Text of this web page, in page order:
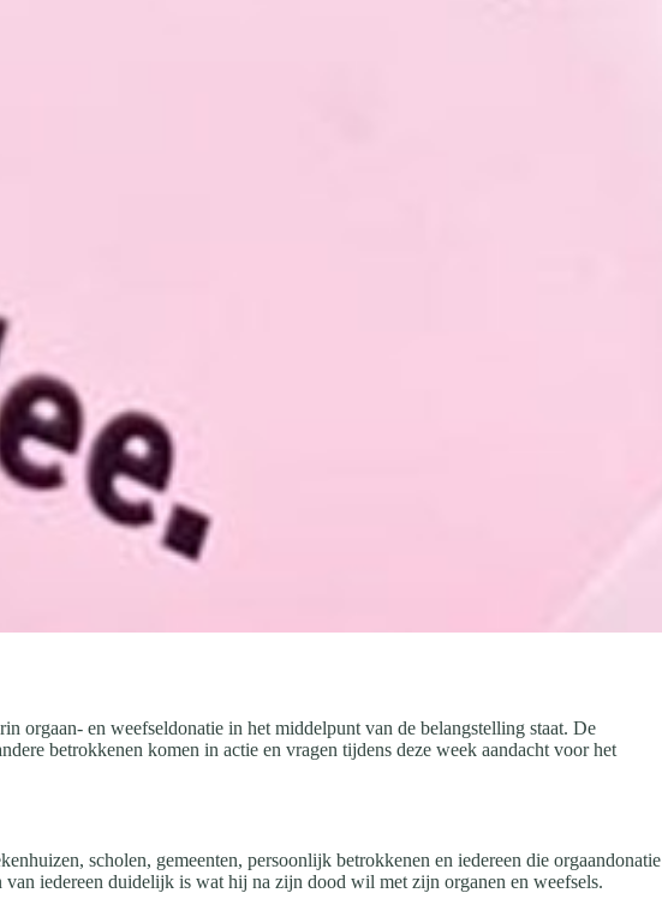
orgaan- en weefseldonatie in het middelpunt van de belangstelling staat. De
betrokkenen komen in actie en vragen tijdens deze week aandacht voor het
scholen, gemeenten, persoonlijk betrokkenen en iedereen die orgaandonatie
iedereen duidelijk is wat hij na zijn dood wil met zijn organen en weefsels.